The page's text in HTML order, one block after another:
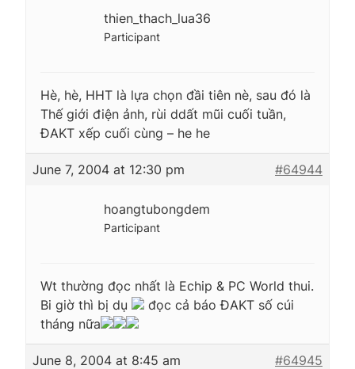
thien_thach_lua36
Participant
Hè, hè, HHT là lựa chọn đầi tiên nè, sau đó là
Thế giới điện ảnh, rùi ddất mũi cuối tuần,
ĐAKT xếp cuối cùng – he he
June 7, 2004 at 12:30 pm #64944
hoangtubongdem
Participant
Wt thường đọc nhất là Echip & PC World thui.
Bi giờ thì bị dụ
đọc cả báo ĐAKT số cúi
tháng nữa
June 8, 2004 at 8:45 am #64945